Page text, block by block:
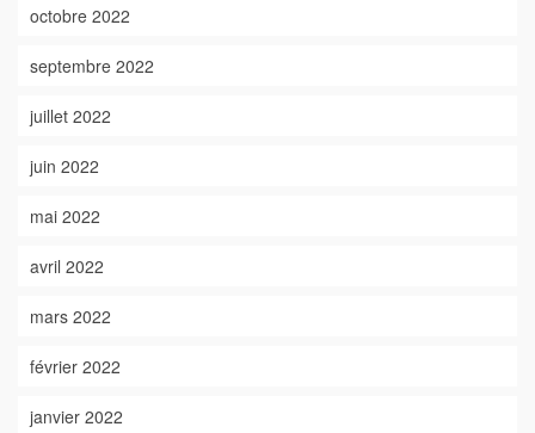
octobre 2022
septembre 2022
juillet 2022
juin 2022
mai 2022
avril 2022
mars 2022
février 2022
janvier 2022